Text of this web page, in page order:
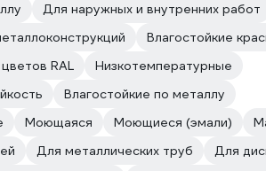
Для наружных и внутренних работ
Влагостойкие
RAL
Низкотемпературные
Влагостойкие по металлу
Моющаяся Моющиеся (эмали)
Для металлических труб Для